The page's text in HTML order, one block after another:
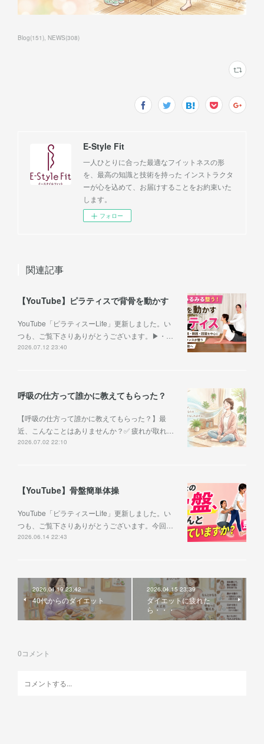
Blog(151) NEWS(308)
E-Style Fit
一人ひとりに合った最適なフイットネスの形
を、最高の知識と技術を持った インストラクタ
ーが心を込めて、お届けすることをお約束いた
します。
フォロー
関連記事
【YouTube】ピラティスで背骨を動かす
YouTube「ピラティスーLife」更新しました。い
つも、ご覧下さりありがとうございます。▶︎・…
2026.07.12 23:40
呼吸の仕方って誰かに教えてもらった？
【呼吸の仕方って誰かに教えてもらった？】最
近、こんなことはありませんか？✅ 疲れが取れ…
2026.07.02 22:10
【YouTube】骨盤簡単体操
YouTube「ピラティスーLife」更新しました。い
つも、ご覧下さりありがとうございます。今回…
2026.06.14 22:43
2026.04.19 23:42
40代からのダイエット
2026.04.15 23:39
ダイエットに疲れた
ら・・・
0コメント